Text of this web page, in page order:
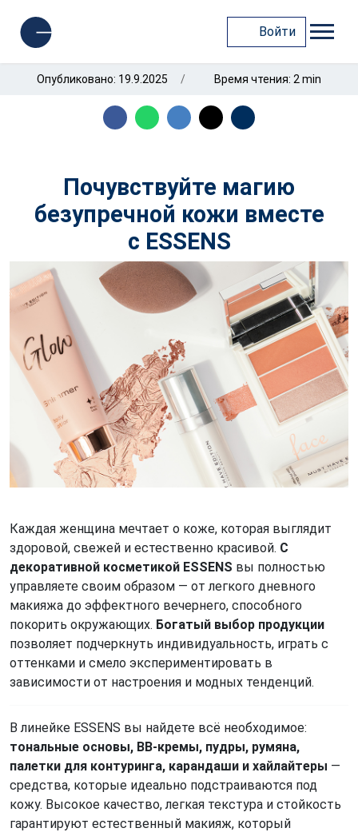
Войти
Опубликовано: 19.9.2025 Время чтения: 2 min
Почувствуйте магию
безупречной кожи вместе
с ESSENS
Каждая женщина мечтает о коже, которая выглядит
здоровой, свежей и естественно красивой. С
декоративной косметикой ESSENS вы полностью
управляете своим образом — от легкого дневного
макияжа до эффектного вечернего, способного
покорить окружающих. Богатый выбор продукции
позволяет подчеркнуть индивидуальность, играть с
оттенками и смело экспериментировать в
зависимости от настроения и модных тенденций.
В линейке ESSENS вы найдете всё необходимое:
тональные основы, BB-кремы, пудры, румяна,
палетки для контуринга, карандаши и хайлайтеры —
средства, которые идеально подстраиваются под
кожу. Высокое качество, легкая текстура и стойкость
гарантируют естественный макияж, который